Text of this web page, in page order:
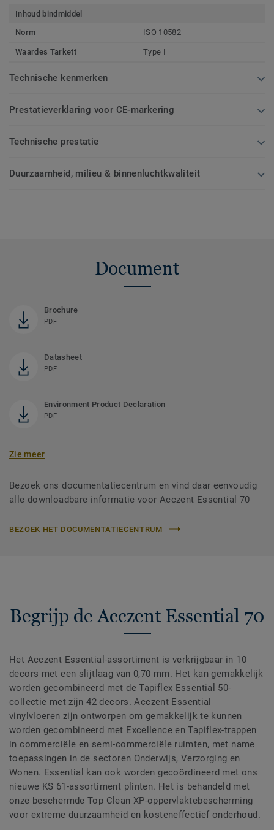
Inhoud bindmiddel
Norm
ISO 10582
Waardes Tarkett Type I
Technische kenmerken
Prestatieverklaring voor CE-markering
Technische prestatie
Duurzaamheid, milieu & binnenluchtkwaliteit
Document
Brochure
PDF
Datasheet
PDF
Environment Product Declaration
PDF
Zie meer
Bezoek ons documentatiecentrum en vind daar eenvoudig
alle downloadbare informatie voor Acczent Essential 70
BEZOEK HET DOCUMENTATIECENTRUM
Begrijp de Acczent Essential 70
Het Acczent Essential-assortiment is verkrijgbaar in 10
decors met een slijtlaag van 0,70 mm. Het kan gemakkelijk
worden gecombineerd met de Tapiflex Essential 50-
collectie met zijn 42 decors. Acczent Essential
vinylvloeren zijn ontworpen om gemakkelijk te kunnen
worden gecombineerd met Excellence en Tapiflex-trappen
in commerciële en semi-commerciële ruimten, met name
toepassingen in de sectoren Onderwijs, Verzorging en
Wonen. Essential kan ook worden gecoördineerd met ons
nieuwe KS 61-assortiment plinten. Het is behandeld met
onze beschermde Top Clean XP-oppervlaktebescherming
voor extreme duurzaamheid en kosteneffectief onderhoud.